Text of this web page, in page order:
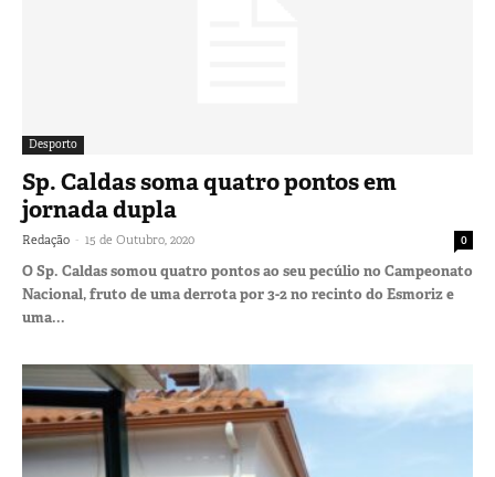
Desporto
Sp. Caldas soma quatro pontos em
jornada dupla
Redação - 15 de Outubro, 2020 0
O Sp. Caldas somou quatro pontos ao seu pecúlio no Campeonato
Nacional, fruto de uma derrota por 3-2 no recinto do Esmoriz e
uma...